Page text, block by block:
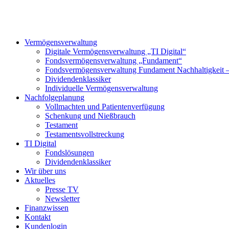
Vermögensverwaltung
Digitale Vermögensverwaltung „TI Digital“
Fondsvermögensverwaltung „Fundament“
Fondsvermögensverwaltung Fundament Nachhaltigkeit
Dividendenklassiker
Individuelle Vermögensverwaltung
Nachfolgeplanung
Vollmachten und Patientenverfügung
Schenkung und Nießbrauch
Testament
Testamentsvollstreckung
TI Digital
Fondslösungen
Dividendenklassiker
Wir über uns
Aktuelles
Presse TV
Newsletter
Finanzwissen
Kontakt
Kundenlogin